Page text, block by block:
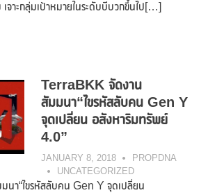
เจาะกลุ่มเป้าหมายในระดับบีบวกขึ้นไป[…]
TerraBKK จัดงาน
สัมมนา“ไขรหัสลับคน Gen Y
จุดเปลี่ยน อสังหาริมทรัพย์
4.0”
JANUARY 8, 2018
PROPDNA
UNCATEGORIZED
นา“ไขรหัสลับคน Gen Y จุดเปลี่ยน